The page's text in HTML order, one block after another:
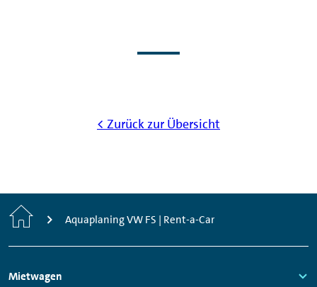
< Zurück zur Übersicht
Start Aquaplaning VW FS | Rent-a-Car
Footer
Mietwagen